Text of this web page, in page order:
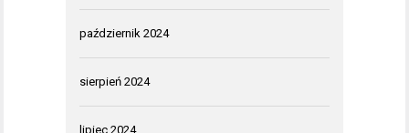
październik 2024
sierpień 2024
lipiec 2024